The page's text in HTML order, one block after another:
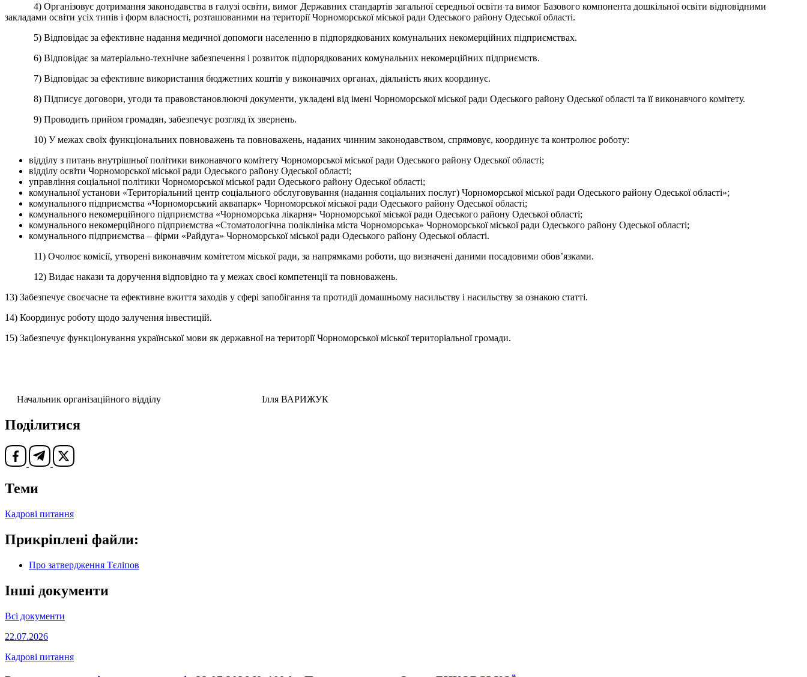
4) Організовує дотримання законодавства в галузі освіти, вимог Державних стандартів загальної середньої освіти та вимог Базового компонента дошкільної освіти відповідними
закладами освіти усіх типів і форм власності, розташованими на території Чорноморської міської ради Одеського району Одеської області.
5) Відповідає за ефективне надання медичної допомоги населенню в підпорядкованих комунальних некомерційних підприємствах.
6) Відповідає за матеріально-технічне забезпечення і розвиток підпорядкованих комунальних некомерційних підприємств.
7) Відповідає за ефективне використання бюджетних коштів у виконавчих органах, діяльність яких координує.
8) Підписує договори, угоди та правовстановлюючі документи, укладені від імені Чорноморської міської ради Одеського району Одеської області та її виконавчого комітету.
9) Проводить прийом громадян, забезпечує розгляд їх звернень.
10) У межах своїх функціональних повноважень та повноважень, наданих чинним законодавством, спрямовує, координує та контролює роботу:
відділу з питань внутрішньої політики виконавчого комітету Чорноморської міської ради Одеського району Одеської області;
відділу освіти Чорноморської міської ради Одеського району Одеської області;
управління соціальної політики Чорноморської міської ради Одеського району Одеської області;
комунальної установи «Територіальний центр соціального обслуговування (надання соціальних послуг) Чорноморської міської ради Одеського району Одеської області»;
комунального підприємства «Чорноморський аквапарк» Чорноморської міської ради Одеського району Одеської області;
комунального некомерційного підприємства «Чорноморська лікарня» Чорноморської міської ради Одеського району Одеської області;
комунального некомерційного підприємства «Стоматологічна поліклініка міста Чорноморська» Чорноморської міської ради Одеського району Одеської області;
комунального підприємства – фірми «Райдуга» Чорноморської міської ради Одеського району Одеської області.
11) Очолює комісії, утворені виконавчим комітетом міської ради, за напрямками роботи, що визначені даними посадовими обов’язками.
12) Видає накази та доручення відповідно та у межах своєї компетенції та повноважень.
13) Забезпечує своєчасне та ефективне вжиття заходів у сфері запобігання та протидії домашньому насильству і насильству за ознакою статті.
14) Координує роботу щодо залучення інвестицій.
15) Забезпечує функціонування української мови як державної на території Чорноморської міської територіальної громади.
Начальник організаційного відділу Ілля ВАРИЖУК
Поділитися
Теми
Кадрові питання
Прикріплені файли:
Про затвердження Тєліпов
Інші документи
Всі документи
22.07.2026
Кадрові питання